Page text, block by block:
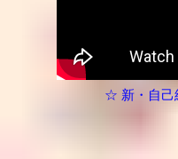
☆ 新・自